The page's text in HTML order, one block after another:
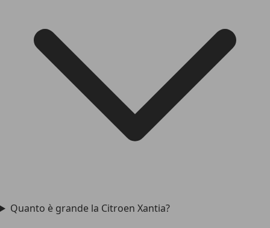
Quanto è grande la Citroen Xantia?